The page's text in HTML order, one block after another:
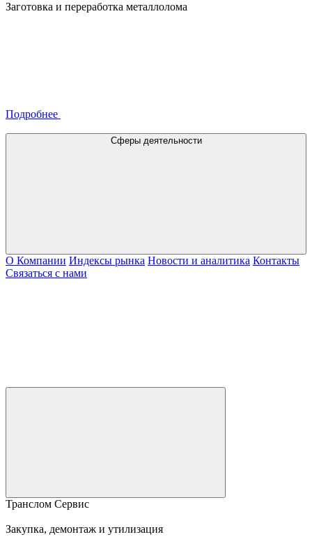
Заготовка и переработка металлолома
Подробнее
Сферы деятельности
О Компании Индексы рынка Новости и аналитика Контакты
Связаться с нами
Транслом Сервис
Закупка, демонтаж и утилизация